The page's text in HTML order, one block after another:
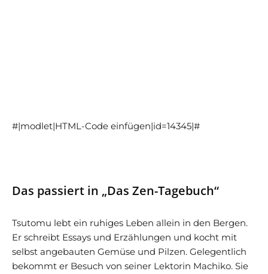
#|modlet|HTML-Code einfügen|id=14345|#
Das passiert in „Das Zen-Tagebuch“
Tsutomu lebt ein ruhiges Leben allein in den Bergen.
Er schreibt Essays und Erzählungen und kocht mit
selbst angebauten Gemüse und Pilzen. Gelegentlich
bekommt er Besuch von seiner Lektorin Machiko. Sie